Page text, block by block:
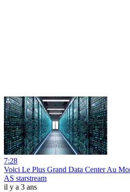
7:28
Voici Le Plus Grand Data Center Au
AS starstream
il y a 3 ans